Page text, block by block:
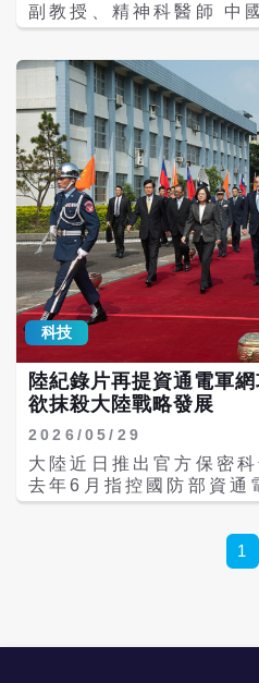
副教授、精神科醫師 中國漳州海事局7月23日
突發航行警告，宣布在
航區；該區距金門約
國國務卿盧比歐（
部長王毅會談隔日，時
事訊號。 這次實彈演習未必代表北京準備立即
對台動武，卻再次凸顯
限於軍機、軍艦繞台，
事威懾、海上執法、內
合戰爭（Hybrid Warfare）。 實
台灣反應 中國透過實彈射擊與禁航區製造緊
張，一方面測試台灣軍
的應變能力，另一方面
的反應。這類行動雖仍
足以推高台灣的警戒與防衛成本
的，不是單次軍演規模
漸常態化，並與海警巡
互配合。當台灣社會逐
告，北京便可能在未來
愈常透過海警與海事單
軍，在爭議海域執行所
關，而是具有準軍事性
藉此進行巡航、攔截、
上摩擦，也可能是局部封鎖的
科技
陸紀錄片再提資通電軍
欲抹殺大陸戰略發展
2026/05/29
大陸近日推出官方保密
去年6月指控國防部資通
網路攻擊事件。央視今
行動，主要鎖定大陸政
敏感領域，企圖獲取科
1